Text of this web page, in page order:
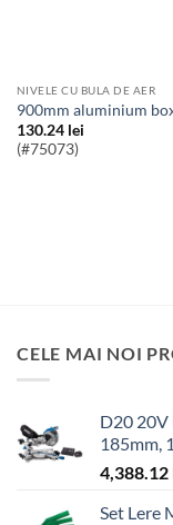
NIVELE CU BULA DE AER
900mm aluminium
130.24 lei
(#75073)
CELE MAI NOI
D20 20V
185mm,
4,388.12
Set Lere